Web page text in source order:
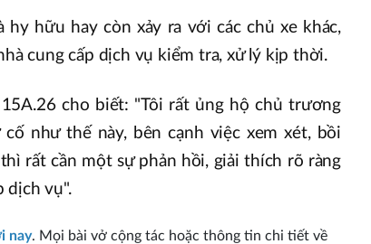
hy hữu hay còn xảy ra với các chủ xe khác,
cung cấp dịch vụ kiểm tra, xử lý kịp thời.
cho biết: "Tôi rất ủng hộ chủ trương
như thế này, bên cạnh việc xem xét, bồi
rất cần một sự phản hồi, giải thích rõ ràng
dịch vụ".
nay. Mọi bài vở cộng tác hoặc thông tin chi tiết về